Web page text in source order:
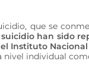
que se
suicidio han sido
Instituto Nacional
nivel individual